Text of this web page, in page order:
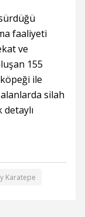
faaliyeti
ve
155
ile
silah
Karatepe